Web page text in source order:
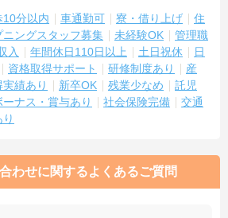
10分以内 車通勤可 寮・借り上げ
住
ニングスタッフ募集 未経験OK
管理職
入 年間休日110日以上 土日祝休
日
資格取得サポート 研修制度あり
産
績あり
新卒OK 残業少なめ
託児
ーナス・賞与あり 社会保険完備
交通
わせに関するよくあるご質問